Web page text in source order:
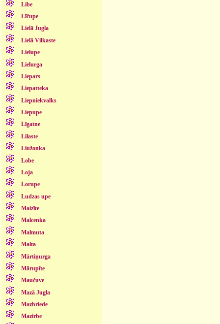
Libe
Līčupe
Lielā Jugla
Lielā Vilkaste
Lielupe
Lielurga
Liepars
Liepatteka
Liepniekvalks
Liepupe
Līgatne
Lilaste
Liužonka
Lobe
Loja
Lorupe
Ludzas upe
Maizīte
Malcenka
Malmuta
Malta
Mārtiņurga
Mārupīte
Maučuve
Mazā Jugla
Mazbriede
Mazirbe